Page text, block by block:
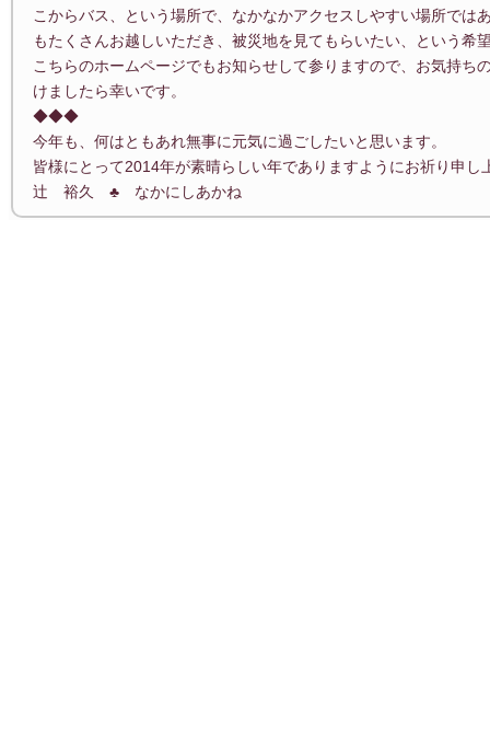
こからバス、という場所で、なかなかアクセスしやすい場所では
もたくさんお越しいただき、被災地を見てもらいたい、という希
こちらのホームページでもお知らせして参りますので、お気持ち
けましたら幸いです。
◆◆◆
今年も、何はともあれ無事に元気に過ごしたいと思います。
皆様にとって2014年が素晴らしい年でありますようにお祈り申し
辻 裕久 ♣ なかにしあかね